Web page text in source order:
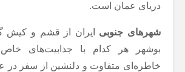
دریای عمان است.
شهرهای جنوبی ایران از قشم و کیش
بوشهر هر کدام با جذابیت‌های خاص
خاطره‌ای متفاوت و دلنشین از سفر در